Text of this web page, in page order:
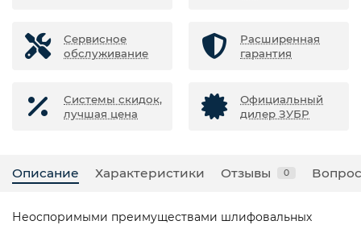
Сервисное
обслуживание
Расширенная
гарантия
Системы скидок,
лучшая цена
Официальный
дилер ЗУБР
Описание Характеристики Отзывы 0
Неоспоримыми преимуществами шлифовальных